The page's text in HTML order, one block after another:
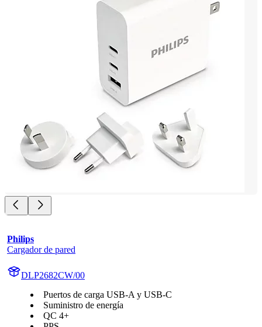
Philips
Cargador de pared
DLP2682CW/00
Puertos de carga USB-A y USB-C
Suministro de energía
QC 4+